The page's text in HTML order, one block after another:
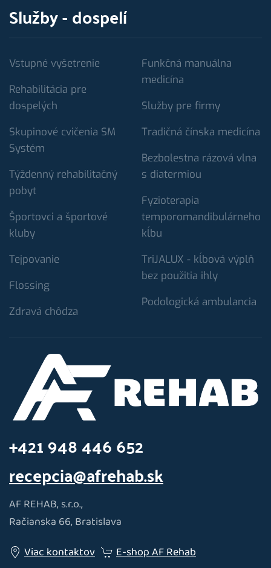
Služby - dospelí
Vstupné vyšetrenie
Rehabilitácia pre
dospelých
Skupinové cvičenia SM
Systém
Týždenný rehabilitačný
pobyt
Športovci a športové
kluby
Tejpovanie
Flossing
Zdravá chôdza
Funkčná manuálna
medicína
Služby pre firmy
Tradičná čínska medicína
Bezbolestna rázová vlna
s diatermiou
Fyzioterapia
temporomandibulárneho
kĺbu
TriJALUX - kĺbová výplň
bez použitia ihly
Podologická ambulancia
+421 948 446 652
recepcia@afrehab.sk
AF REHAB, s.r.o.,
Račianska 66, Bratislava
Viac kontaktov
E-shop AF Rehab